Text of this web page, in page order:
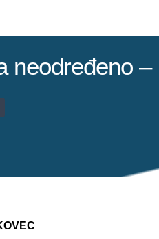
neodređeno